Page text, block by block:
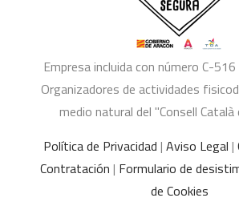
Empresa incluida con número C-516
Organizadores de actividades
medio natural del "Consell Català
Política de Privacidad | Aviso Legal |
Contratación | Formulario de
de Cookies